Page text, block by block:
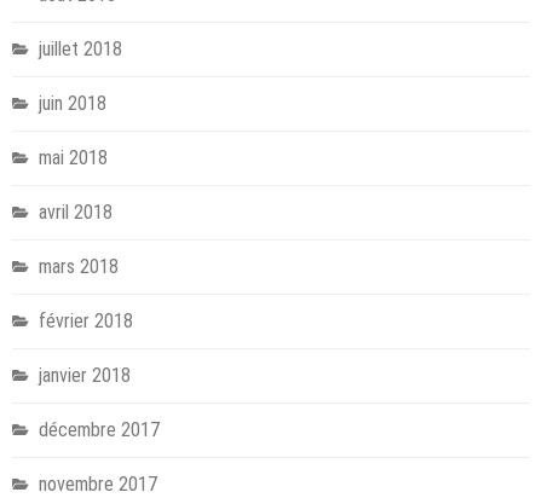
juillet 2018
juin 2018
mai 2018
avril 2018
mars 2018
février 2018
janvier 2018
décembre 2017
novembre 2017